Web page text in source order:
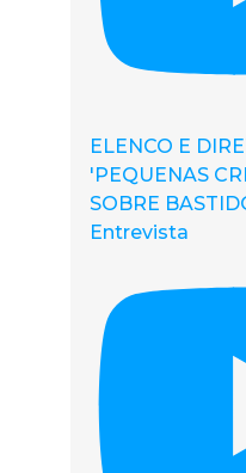
ELENCO E
'PEQUENAS
SOBRE
Entrevista